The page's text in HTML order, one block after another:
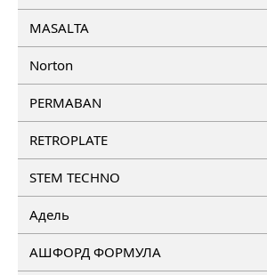
MASALTA
Norton
PERMABAN
RETROPLATE
STEM TECHNO
Адель
АШФОРД ФОРМУЛА